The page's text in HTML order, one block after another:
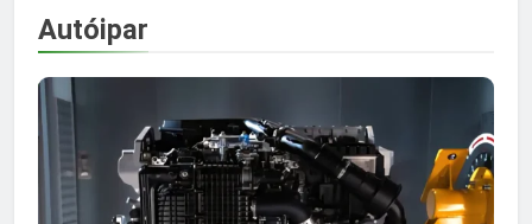
Autóipar
AUTÓ